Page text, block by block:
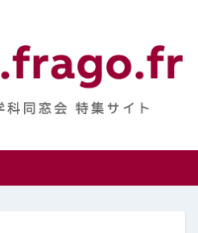
ランス語学